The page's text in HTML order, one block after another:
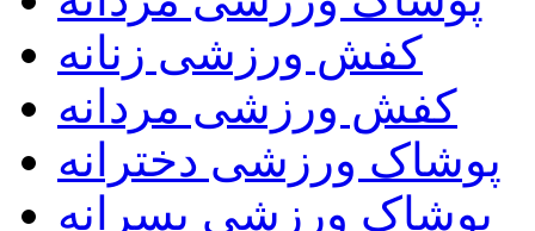
کفش ورزشی زنانه
کفش ورزشی مردانه
پوشاک ورزشی دخترانه
پوشاک ورزشی پسرانه